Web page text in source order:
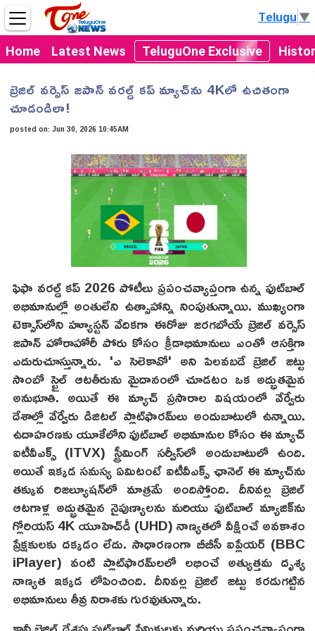
Home Latest News TeluguOne Exclusive
Telugu▼
బ్రెజిల్ వర్సెస్ జపాన్ వరల్డ్ కప్ మ్యాచ్‌ను 4Kలో ఉచితంగా
చూడండిలా!
posted on:Jun 30, 2026 10:45AM
ఫిఫా వరల్డ్ కప్ 2026 పోటీలు ప్రపంచవ్యాప్తంగా ఉన్న ఫుట్‌బాల్
అభిమానుల్లో అంతులేని ఉత్సాహాన్ని నింపుతున్నాయి. ముఖ్యంగా
టెక్సాస్‌లోని హ్యూస్టన్ వేదికగా ఈరోజు జరగబోయే బ్రెజిల్ వర్సెస్
జపాన్ హోరాహోరీ పోరు కోసం క్రీడాభిమానులు ఎంతో ఆసక్తిగా
ఎదురుచూస్తున్నారు. 'ఎ సెలెకావో' అని పిలవబడే బ్రెజిల్ జట్టు
సాంబో స్టైల్ ఆటతీరును మైదానంలో చూడటం ఒక అద్భుతమైన
అనుభూతి. అయితే ఈ మ్యాచ్ ప్రసారాల విషయంలో వేర్వేరు
దేశాల్లో వేర్వేరు డిజిటల్ ప్లాట్‌ఫారమ్‌లు అందుబాటులో ఉన్నాయి.
ఉదాహరణకు యూకేలోని ఫుట్‌బాల్ అభిమానుల కోసం ఈ మ్యాచ్
ఐటీవీఎక్స్ (ITVX) స్ట్రీమింగ్ సర్వీస్‌లో అందుబాటులో ఉంది.
అయితే ఇక్కడ సమస్య ఏమిటంటే ఐటీవీఎక్స్ ఛానెల్ ఈ మ్యాచ్‌ను
తక్కువ రిజల్యూషన్‌లో మాత్రమే అందిస్తోంది. దీనివల్ల బ్రెజిల్
ఆటగాళ్ల అద్భుతమైన నైపుణ్యాలను మరియు ఫుట్‌బాల్ మ్యాజిక్‌ను
గ్లోరియస్ 4K యూహెచ్‌డీ (UHD) నాణ్యతలో వీక్షించే అవకాశం
ప్రేక్షకులకు దక్కడం లేదు. సాధారణంగా బీబీసీ ఐప్లేయర్ (BBC
iPlayer) వంటి ప్లాట్‌ఫారమ్‌లలో లభించే అత్యుత్తమ దృశ్య
నాణ్యత ఇక్కడ లోపించింది. దీనివల్ల బ్రెజిల్ జట్టు కరడుగట్టిన
అభిమానులు తీవ్ర నిరాశకు గురవుతున్నారు.